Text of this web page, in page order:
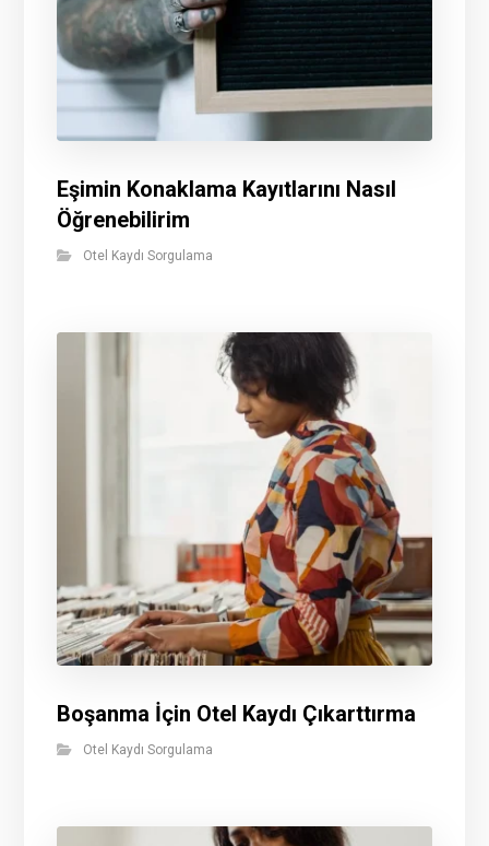
Eşimin Konaklama Kayıtlarını Nasıl
Öğrenebilirim
Otel Kaydı Sorgulama
Boşanma İçin Otel Kaydı Çıkarttırma
Otel Kaydı Sorgulama